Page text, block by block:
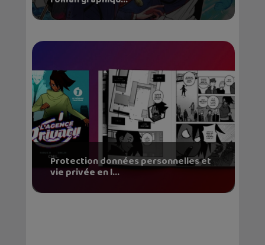
Protection données personnelles et
vie privée en l...